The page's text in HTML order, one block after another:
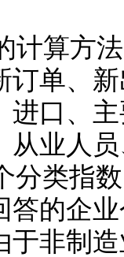
算方法
订单、
进口、
从业人
分类指
答的企
于非制